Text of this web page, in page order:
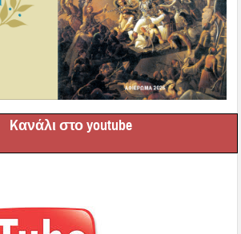
Kανάλι στο youtube